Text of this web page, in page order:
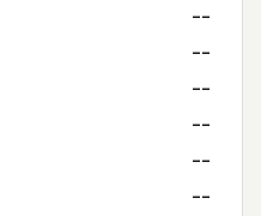
--
--
--
--
--
--